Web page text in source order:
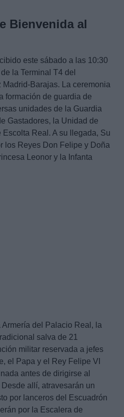
Bienvenida al
este sábado a las 10:30
la Terminal T4 del
Barajas. La ceremonia
formación de guardia de
unidades de la Guardia
Gastadores, la Unidad de
Real. A su llegada, Su
los Reyes Don Felipe y Doña
Leonor y la Infanta
del Palacio Real, la
salva de 21
militar reservada a jefes
el Papa y el Rey Felipe VI
antes de dirigirse al
allí, atravesarán un
por lanceros del Escuadrón
por la Escalera de